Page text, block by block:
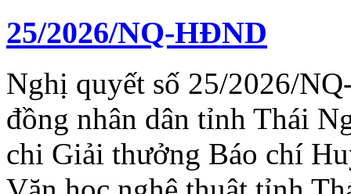
25/2026/NQ-HĐND
Nghị quyết số 25/2026/
đồng nhân dân tỉnh Thái
chi Giải thưởng Báo chí